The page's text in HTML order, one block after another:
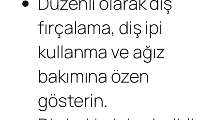
fırçalama, diş ipi
kullanma ve ağız
bakımına özen
gösterin.